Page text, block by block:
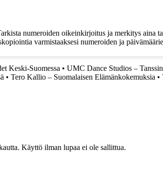
numeroiden oikeinkirjoitus ja merkitys aina
varmistaaksesi numeroiden ja
Keski-Suomessa • UMC Dance Studios –
• Tero Kallio – Suomalaisen Elämänkokemuksia •
Käyttö ilman lupaa ei ole sallittua.